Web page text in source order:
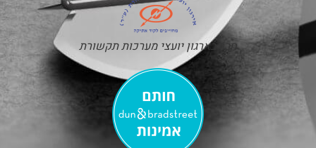
חבר בארגון יועצי מערכות תקשורת